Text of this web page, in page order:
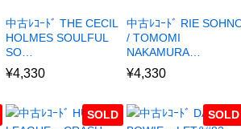
中古ﾚｺｰﾄﾞ THE CECIL
HOLMES SOULFUL
SO…
¥4,330
中古ﾚｺｰﾄﾞ RIE
/ TOMOMI
NAKAMURA…
¥4,330
SOLD SOLD